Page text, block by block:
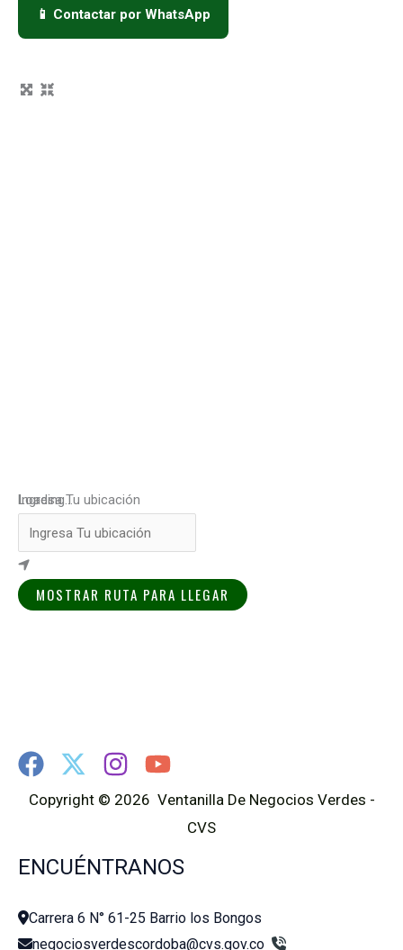
📱 Contactar por WhatsApp
Loading...
Ingresa Tu ubicación
MOSTRAR RUTA PARA LLEGAR
Copyright © 2026 Ventanilla De Negocios Verdes -
CVS
ENCUÉNTRANOS
Carrera 6 N° 61-25 Barrio los Bongos
negociosverdescordoba@cvs.gov.co